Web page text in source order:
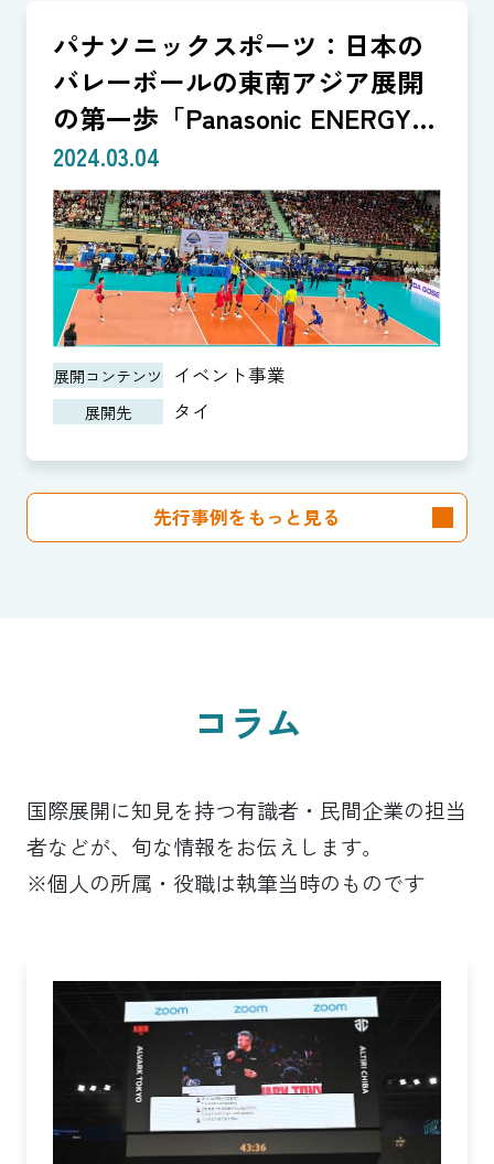
パナソニックスポーツ：日本の
バレーボールの東南アジア展開
の第一歩「Panasonic ENERGY
CUP」
2024.03.04
展開コンテンツ イベント事業
展開先 タイ
先行事例をもっと見る
コラム
国際展開に知見を持つ有識者・民間企業の担当
者などが、旬な情報をお伝えします。
※個人の所属・役職は執筆当時のものです